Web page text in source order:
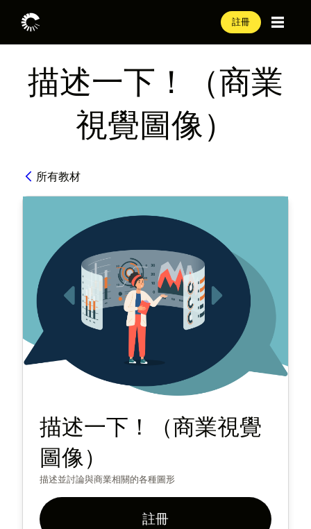
註冊
描述一下！（商業
視覺圖像）
所有教材
描述一下！（商業視覺
圖像）
描述並討論與商業相關的各種圖形
註冊